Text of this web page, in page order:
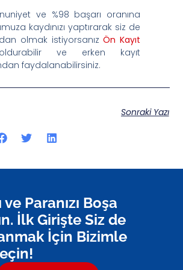
ve %98 başarı oranına
kaydınızı yaptırarak siz de
olmak istiyorsanızÖn Kayıt
ve erken kayıt
faydalanabilirsiniz.
Sonraki Yazı
ve Paranızı Boşa
İlk Girişte Siz de
İçin Bizimle